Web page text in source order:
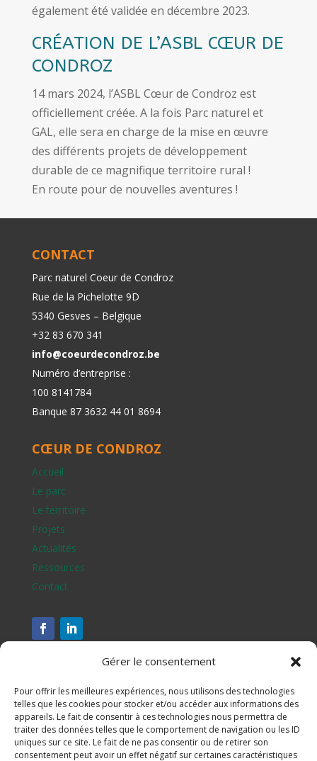
Gérer le consentement
Pour offrir les meilleures expériences, nous utilisons des technologies
telles que les cookies pour stocker et/ou accéder aux informations des
appareils. Le fait de consentir à ces technologies nous permettra de
traiter des données telles que le comportement de navigation ou les ID
uniques sur ce site. Le fait de ne pas consentir ou de retirer son
consentement peut avoir un effet négatif sur certaines caractéristiques
également été validée en décembre 2023.
CRÉATION DE L’ASBL CŒUR DE
CONDROZ
14 mars 2024, l’ASBL Cœur de Condroz est
officiellement créée. A la fois Parc naturel et
GAL, elle sera en charge de la mise en œuvre
des différents projets de développement
durable de ce magnifique territoire rural !
En route pour de nouvelles aventures !
CONTACT
Parc naturel Coeur de Condroz
Rue de la Pichelotte 9D
5340 Gesves – Belgique
+32 83 670 341
info@coeurdecondroz.be
Numéro d’entreprise :
100 8141784
Banque 87 3632 44 01 8694
CŒUR DE CONDROZ
Accueil
Le parc
Le territoire
Projets
Actualités
Ressources
Contact